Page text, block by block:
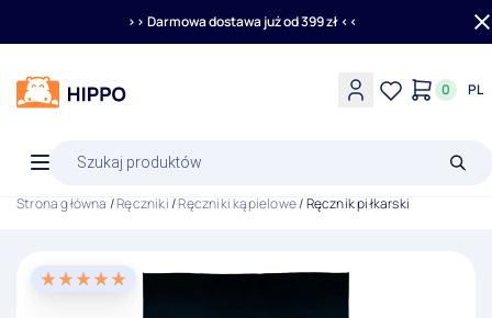
>> Darmowa dostawa już od 399 zł <<
0 PL
produktów
Strona główna /Ręczniki/Ręczniki kąpielowe/ Ręcznik piłkarski